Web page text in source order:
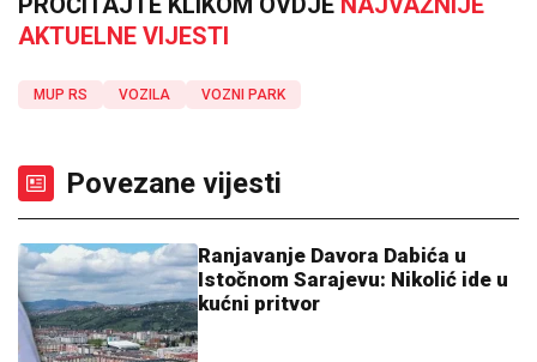
AKTUELNE VIJESTI
MUP RS VOZILA VOZNI PARK
Povezane vijesti
Ranjavanje Davora Dabića u
Istočnom Sarajevu: Nikolić ide u
kućni pritvor